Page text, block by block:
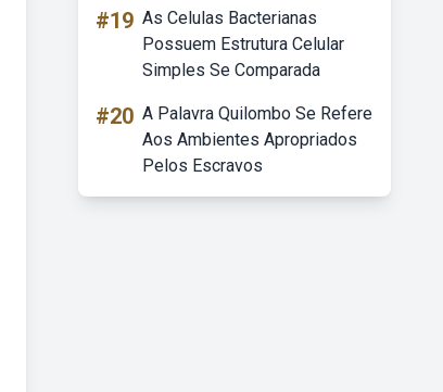
#19 As Celulas Bacterianas
Possuem Estrutura Celular
Simples Se Comparada
#20 A Palavra Quilombo Se Refere
Aos Ambientes Apropriados
Pelos Escravos